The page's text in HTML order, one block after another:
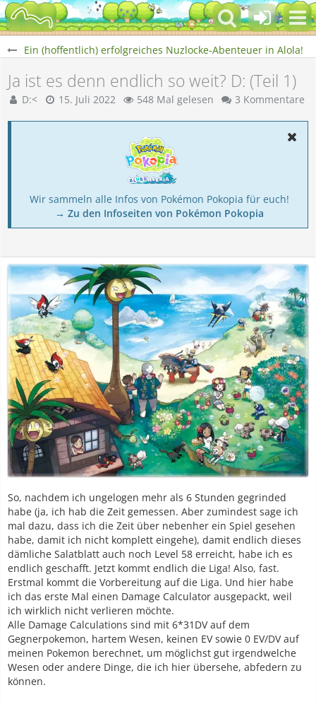
Ein (hoffentlich) erfolgreiches Nuzlocke-Abenteuer in Alola!
Ja ist es denn endlich so weit? D: (Teil 1)
D:< 15. Juli 2022 548 Mal gelesen 3 Kommentare
Wir sammeln alle Infos von Pokémon Pokopia für euch!
→ Zu den Infoseiten von Pokémon Pokopia
So, nachdem ich ungelogen mehr als 6 Stunden gegrinded
habe (ja, ich hab die Zeit gemessen. Aber zumindest sage ich
mal dazu, dass ich die Zeit über nebenher ein Spiel gesehen
habe, damit ich nicht komplett eingehe), damit endlich dieses
dämliche Salatblatt auch noch Level 58 erreicht, habe ich es
endlich geschafft. Jetzt kommt endlich die Liga! Also, fast.
Erstmal kommt die Vorbereitung auf die Liga. Und hier habe
ich das erste Mal einen Damage Calculator ausgepackt, weil
ich wirklich nicht verlieren möchte.
Alle Damage Calculations sind mit 6*31DV auf dem
Gegnerpokemon, hartem Wesen, keinen EV sowie 0 EV/DV auf
meinen Pokemon berechnet, um möglichst gut irgendwelche
Wesen oder andere Dinge, die ich hier übersehe, abfedern zu
können.